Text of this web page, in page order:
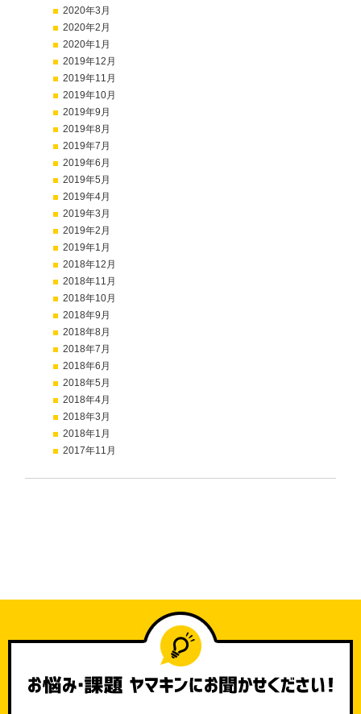
2020年3月
2020年2月
2020年1月
2019年12月
2019年11月
2019年10月
2019年9月
2019年8月
2019年7月
2019年6月
2019年5月
2019年4月
2019年3月
2019年2月
2019年1月
2018年12月
2018年11月
2018年10月
2018年9月
2018年8月
2018年7月
2018年6月
2018年5月
2018年4月
2018年3月
2018年1月
2017年11月